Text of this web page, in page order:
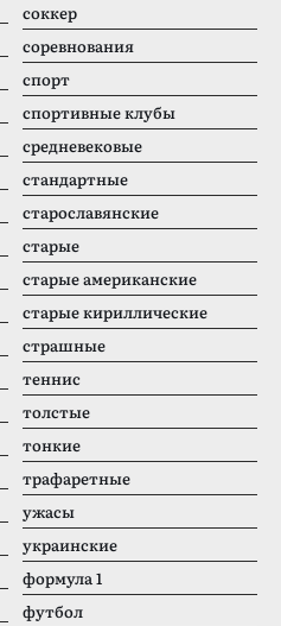
соккер
соревнования
спорт
спортивные клубы
средневековые
стандартные
старославянские
старые
старые американские
старые кириллические
страшные
теннис
толстые
тонкие
трафаретные
ужасы
украинские
формула 1
футбол